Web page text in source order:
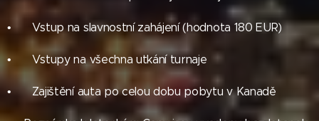
• ✅ Vstup na slavnostní zahájení (hodnota 180 EUR)
• ✅ Vstupy na všechna utkání turnaje
• ✅ Zajištění auta po celou dobu pobytu v Kanadě